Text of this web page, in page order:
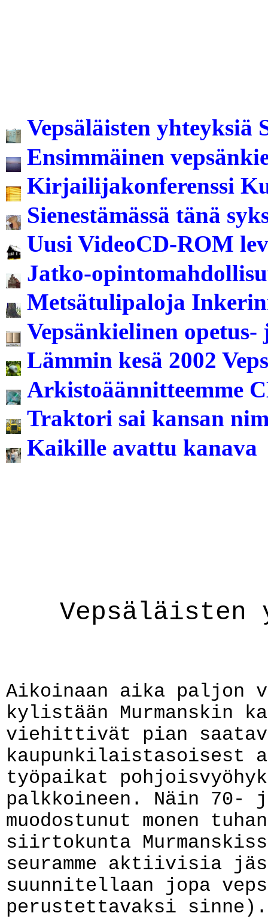
Vepsäläisten yhteyksiä
Ensimmäinen
Kirjailijakonferenssi
Sienestämässä tänä
Uusi VideoCD-ROM
Jatko-
Metsätulipaloja
Vepsänkielinen
Lämmin kesä 2002
Arkistoäännitteemme
Traktori sai kansan
Kaikille avattu kanava
Vepsäläisten
Aikoinaan aika paljon
kylistään Murmanskin
viehittivät pian
kaupunkilaistasoisest
työpaikat
palkkoineen. Näin
muodostunut monen
siirtokunta
seuramme aktiivisia
suunnitellaan jopa
perustettavaksi sinne).